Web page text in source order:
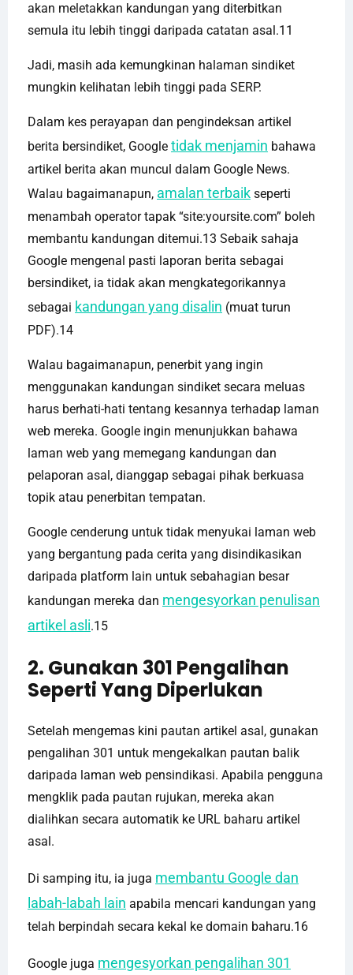
akan meletakkan kandungan yang diterbitkan
semula itu lebih tinggi daripada catatan asal.11
Jadi, masih ada kemungkinan halaman sindiket
mungkin kelihatan lebih tinggi pada SERP.
Dalam kes perayapan dan pengindeksan artikel
berita bersindiket, Google tidak menjamin bahawa
artikel berita akan muncul dalam Google News.
Walau bagaimanapun, amalan terbaik seperti
menambah operator tapak “site:yoursite.com” boleh
membantu kandungan ditemui.13 Sebaik sahaja
Google mengenal pasti laporan berita sebagai
bersindiket, ia tidak akan mengkategorikannya
sebagai kandungan yang disalin (muat turun
PDF).14
Walau bagaimanapun, penerbit yang ingin
menggunakan kandungan sindiket secara meluas
harus berhati-hati tentang kesannya terhadap laman
web mereka. Google ingin menunjukkan bahawa
laman web yang memegang kandungan dan
pelaporan asal, dianggap sebagai pihak berkuasa
topik atau penerbitan tempatan.
Google cenderung untuk tidak menyukai laman web
yang bergantung pada cerita yang disindikasikan
daripada platform lain untuk sebahagian besar
kandungan mereka dan mengesyorkan penulisan
artikel asli.15
2. Gunakan 301 Pengalihan
Seperti Yang Diperlukan
Setelah mengemas kini pautan artikel asal, gunakan
pengalihan 301 untuk mengekalkan pautan balik
daripada laman web pensindikasi. Apabila pengguna
mengklik pada pautan rujukan, mereka akan
dialihkan secara automatik ke URL baharu artikel
asal.
Di samping itu, ia juga membantu Google dan
labah-labah lain apabila mencari kandungan yang
telah berpindah secara kekal ke domain baharu.16
Google juga mengesyorkan pengalihan 301